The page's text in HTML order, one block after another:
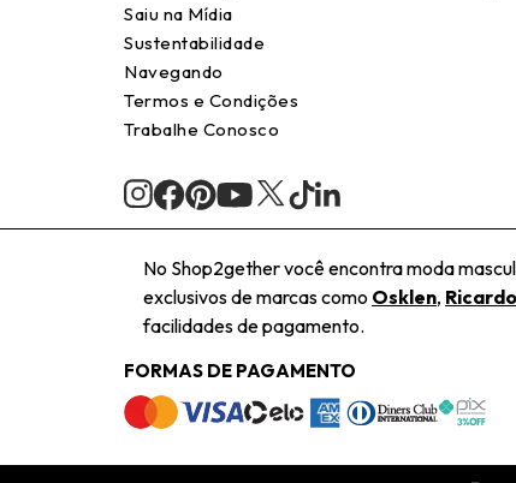
Saiu na Mídia
Sustentabilidade
Navegando
Termos e Condições
Trabalhe Conosco
No Shop2gether você encontra moda
exclusivos de marcas como Osklen,
facilidades de pagamento.
FORMAS DE PAGAMENTO